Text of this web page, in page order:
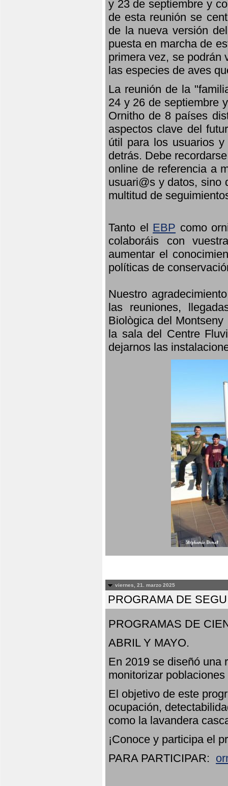
y 23 de septiembre y
de esta reunión se
de la nueva versión
puesta en marcha de
primera vez, se podrán
las especies de aves
La reunión de la
24 y 26 de septiembre
Ornitho de 8 países
aspectos clave del
útil para los usuarios
detrás. Debe
online de referencia a
usuari@s y datos, sino
multitud de
Tanto el EBP como
colaboráis con
aumentar el
políticas de
Nuestro
las reuniones,
Biològica del
la sala del Centre
dejarnos las
viernes, 21. marzo 2025
PROGRAMA DE
PROGRAMAS DE
ABRIL Y MAYO.
En 2019 se diseñó una
monitorizar
El objetivo de este
ocupación,
como la lavandera
¡Conoce y participa el
PARA PARTICIPAR: